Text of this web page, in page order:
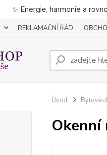
✨ Energie, harmonie a
REKLAMAČNÍ ŘÁD
Úvod Bytové
Okenní